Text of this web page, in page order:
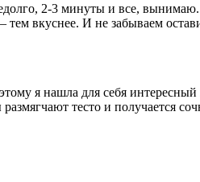
2-3 минуты и все,
вкуснее. И не забываем
я нашла для себя
тесто и получается